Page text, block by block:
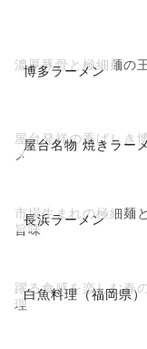
博多ラーメン
濃厚豚骨と極細麺の
屋台名物 焼きラー
屋台発祥の香ばしき
メ
長浜ラーメン
市場生まれの極細麺
旨味
白魚料理（福岡県）
躍る食感を楽しむ春
理